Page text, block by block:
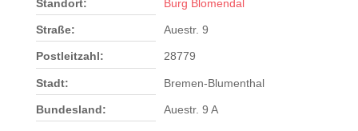
Standort: Burg Blomendal
Straße: Auestr. 9
Postleitzahl: 28779
Stadt: Bremen-Blumenthal
Bundesland: Auestr. 9 A